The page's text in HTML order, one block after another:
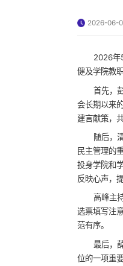
2026-06-
2026年
健及学院教
首先，
会长期以来
建言献策，
随后，
民主管理的
投身学院和
反映心声，
高峰主
选票填写注
范有序。
最后，
位的一项重